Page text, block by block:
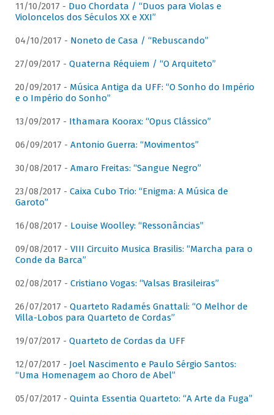
11/10/2017 - Duo Chordata / “Duos para Violas e
Violoncelos dos Séculos XX e XXI”
04/10/2017 - Noneto de Casa / “Rebuscando”
27/09/2017 - Quaterna Réquiem / “O Arquiteto”
20/09/2017 - Música Antiga da UFF: “O Sonho do Império
e o Império do Sonho”
13/09/2017 - Ithamara Koorax: “Opus Clássico”
06/09/2017 - Antonio Guerra: “Movimentos”
30/08/2017 - Amaro Freitas: “Sangue Negro”
23/08/2017 - Caixa Cubo Trio: “Enigma: A Música de
Garoto”
16/08/2017 - Louise Woolley: “Ressonâncias”
09/08/2017 - VIII Circuito Musica Brasilis: “Marcha para o
Conde da Barca”
02/08/2017 - Cristiano Vogas: “Valsas Brasileiras”
26/07/2017 - Quarteto Radamés Gnattali: “O Melhor de
Villa-Lobos para Quarteto de Cordas”
19/07/2017 - Quarteto de Cordas da UFF
12/07/2017 - Joel Nascimento e Paulo Sérgio Santos:
“Uma Homenagem ao Choro de Abel”
05/07/2017 - Quinta Essentia Quarteto: “A Arte da Fuga”